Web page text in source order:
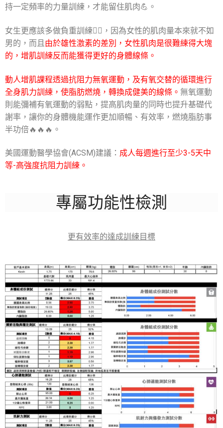
持一定頻率的力量訓練，才能留住肌肉💪。
女生更應該多做負重訓練🏋️‍♂️，因為女性的肌肉量本來就不如
男的，而且 由於雄性激素的差別，女性肌肉是很難練得大塊
的，增肌訓練反而能獲得更好的身體線條。
動人增肌課程透過抗阻力無氧運動，及有氧交替的循環進行
全身肌力訓練，使脂肪燃燒，轉換成健美的線條。 無氧運動
則能彌補有氧運動的弱點，提高肌肉量的同時也提升基礎代
謝率，讓你的身體機能運作更加順暢、有效率，燃燒脂肪事
半功倍🔥🔥🔥。
美國運動醫學協會(ACSM)建議： 成人每週進行至少3-5天中
等-高強度抗阻力訓練。
專屬功能性檢測
更有效率的達成訓練目標